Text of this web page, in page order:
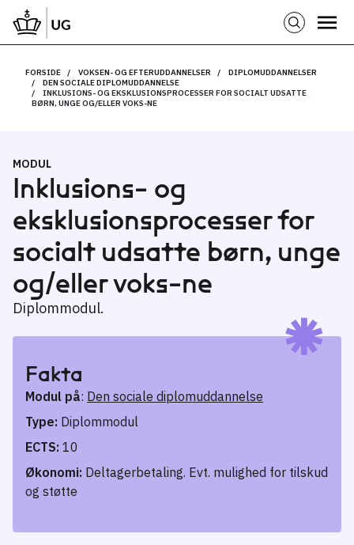
FORSIDE VOKSEN- OG EFTERUDDANNELSER
DIPLOMUDDANNELSER
DEN SOCIALE DIPLOMUDDANNELSE
INKLUSIONS- OG EKSKLUSIONSPROCESSER FOR SOCIALT UDSATTE
BØRN, UNGE OG/ELLER VOKS-NE
MODUL
Inklusions- og
eksklusionsprocesser for
socialt udsatte børn, unge
og/eller voks-ne
Diplommodul.
Fakta
Modul på: Den sociale diplomuddannelse
Type: Diplommodul
ECTS: 10
Økonomi: Deltagerbetaling. Evt. mulighed for tilskud
og støtte